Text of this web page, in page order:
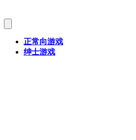
正常向游戏
绅士游戏